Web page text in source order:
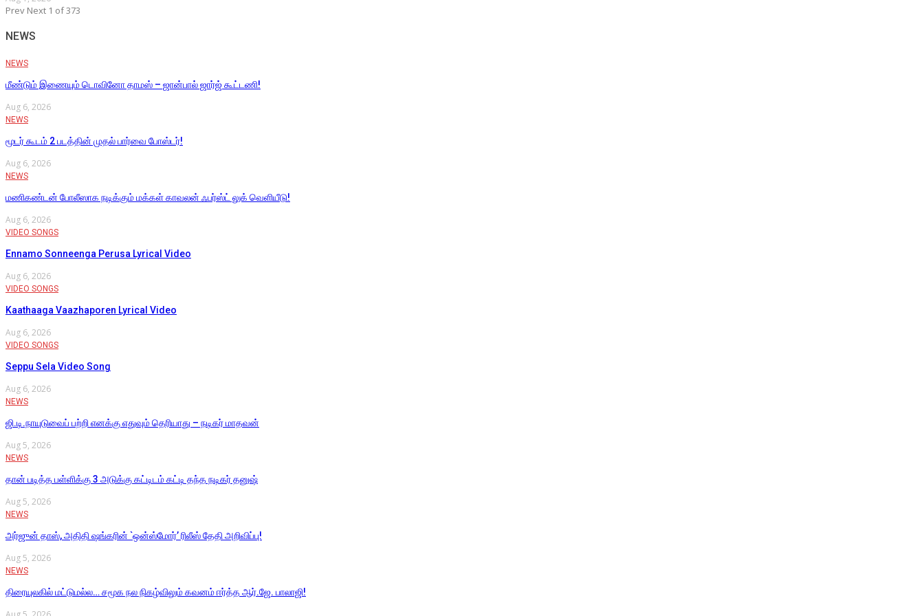
Prev Next 1 of 373
NEWS
NEWS
மீண்டும் இணையும் டொவினோ தாமஸ் – ஜான்பால் ஜார்ஜ் கூட்டணி!
Aug 6, 2026
NEWS
மூடர் கூடம் 2 படத்தின் முதல் பார்வை போஸ்டர்!
Aug 6, 2026
NEWS
மணிகண்டன் போலீஸாக நடிக்கும் மக்கள் காவலன் ஃபர்ஸ்ட் லுக் வெளியீடு!
Aug 6, 2026
VIDEO SONGS
Ennamo Sonneenga Perusa Lyrical Video
Aug 6, 2026
VIDEO SONGS
Kaathaaga Vaazhaporen Lyrical Video
Aug 6, 2026
VIDEO SONGS
Seppu Sela Video Song
Aug 6, 2026
NEWS
ஜி.டி.நாயுடுவைப் பற்றி எனக்கு எதுவும் தெரியாது – நடிகர் மாதவன்
Aug 5, 2026
NEWS
தான் படித்த பள்ளிக்கு 3 அடுக்கு கட்டிடம் கட்டி தந்த நடிகர் தனுஷ்
Aug 5, 2026
NEWS
அர்ஜுன் தாஸ், அதிதி ஷங்கரின் `ஒன்ஸ்மோர்’ ரிலீஸ் தேதி அறிவிப்பு!
Aug 5, 2026
NEWS
திரையுலகில் மட்டுமல்ல… சமூக நல நிகழ்விலும் கவனம் ஈர்த்த ஆர்.ஜே. பாலாஜி!